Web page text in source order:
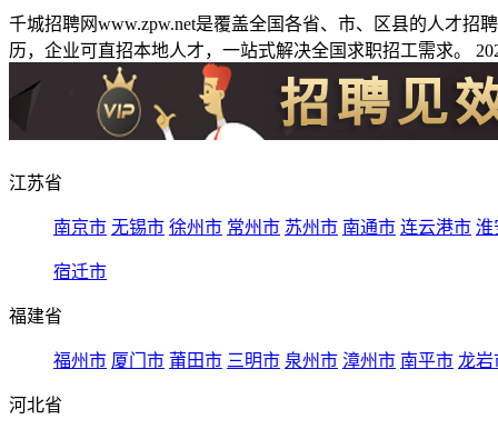
千城招聘网www.zpw.net是覆盖全国各省、市、区县的人才
历，企业可直招本地人才，一站式解决全国求职招工需求。
江苏省
南京市 无锡市 徐州市 常州市 苏州市 南通市 连云港市 淮
宿迁市
福建省
福州市 厦门市 莆田市 三明市 泉州市 漳州市 南平市 龙岩
河北省